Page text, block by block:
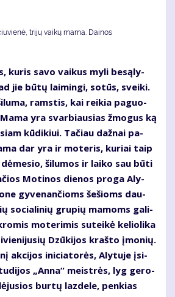
trijų vaikų mama. Dainos
ku­ris sa­vo vai­kus my­li be­są­ly­
jie bū­tų lai­min­gi, so­tūs, svei­ki.
rams­tis, kai rei­kia pa­guo­
yra svar­biau­sias žmo­gus ką
kū­di­kiui. Ta­čiau daž­nai pa­
dar yra ir mo­te­ris, ku­riai taip
ši­lu­mos ir lai­ko sau bū­ti
Mo­ti­nos die­nos pro­ga Aly­
gy­ve­nan­čioms še­šioms dau­
so­cia­li­nių gru­pių ma­moms ga­li­
mo­te­ri­mis su­tei­kė ke­lio­li­ka
Dzū­ki­jos kraš­to įmo­nių.
ak­ci­jos ini­cia­to­rės, Aly­tu­je įsi­
„An­na“ meist­rės, lyg ge­ro­
bur­tų laz­de­le, pen­kias